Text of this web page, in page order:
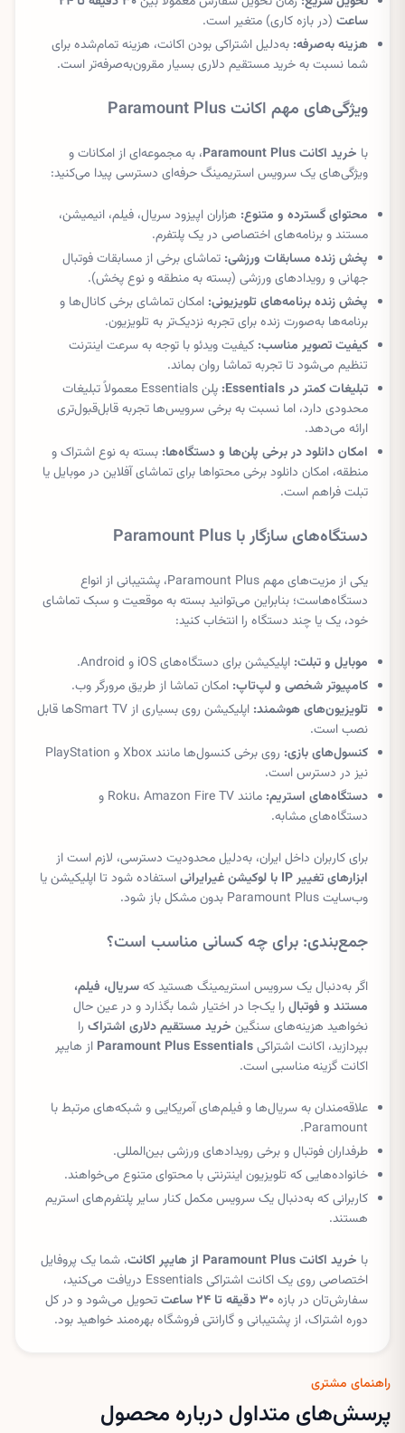
ساعت (در بازه کاری) متغیر است.
هزینه به‌صرفه: به‌دلیل اشتراکی بودن اکانت، هزینه تمام‌شده برای
شما نسبت به خرید مستقیم دلاری بسیار مقرون‌به‌صرفه‌تر است.
ویژگی‌های مهم اکانت Paramount Plus
با خرید اکانت Paramount Plus
، به مجموعه‌ای از امکانات و
ویژگی‌های یک سرویس استریمینگ حرفه‌ای دسترسی پیدا می‌کنید:
محتوای گسترده و متنوع: هزاران اپیزود سریال، فیلم، انیمیشن،
مستند و برنامه‌های اختصاصی در یک پلتفرم.
پخش زنده مسابقات ورزشی: تماشای برخی از مسابقات فوتبال
جهانی و رویدادهای ورزشی (بسته به منطقه و نوع پخش).
پخش زنده برنامه‌های تلویزیونی: امکان تماشای برخی کانال‌ها و
برنامه‌ها به‌صورت زنده برای تجربه نزدیک‌تر به تلویزیون.
کیفیت تصویر مناسب: کیفیت ویدئو با توجه به سرعت اینترنت
تنظیم می‌شود تا تجربه تماشا روان بماند.
تبلیغات کمتر در Essentials:
پلن Essentials معمولاً تبلیغات
محدودی دارد، اما نسبت به برخی سرویس‌ها تجربه قابل‌قبول‌تری
ارائه می‌دهد.
امکان دانلود در برخی پلن‌ها و دستگاه‌ها: بسته به نوع اشتراک و
منطقه، امکان دانلود برخی محتواها برای تماشای آفلاین در موبایل یا
تبلت فراهم است.
دستگاه‌های سازگار با Paramount Plus
یکی از مزیت‌های مهم Paramount Plus، پشتیبانی از انواع
دستگاه‌هاست؛ بنابراین می‌توانید بسته به موقعیت و سبک تماشای
خود، یک یا چند دستگاه را انتخاب کنید:
موبایل و تبلت: اپلیکیشن برای دستگاه‌های iOS و Android.
کامپیوتر شخصی و لپ‌تاپ: امکان تماشا از طریق مرورگر وب.
تلویزیون‌های هوشمند:
اپلیکیشن روی بسیاری از Smart TVها قابل
نصب است.
کنسول‌های بازی:
روی برخی کنسول‌ها مانند Xbox و PlayStation
نیز در دسترس است.
دستگاه‌های استریم:
مانند Roku، Amazon Fire TV و
دستگاه‌های مشابه.
برای کاربران داخل ایران، به‌دلیل محدودیت دسترسی، لازم است از
ابزارهای تغییر IP با لوکیشن غیرایرانی
استفاده شود تا اپلیکیشن یا
وب‌سایت Paramount Plus بدون مشکل باز شود.
جمع‌بندی: برای چه کسانی مناسب است؟
اگر به‌دنبال یک سرویس استریمینگ هستید کهسریال، فیلم،
مستند و فوتبال را یک‌جا در اختیار شما بگذارد و در عین حال
نخواهید هزینه‌های سنگین خرید مستقیم دلاری اشتراک را
بپردازید، اکانت اشتراکیParamount Plus Essentials از هایپر
اکانت گزینه مناسبی است.
علاقه‌مندان به سریال‌ها و فیلم‌های آمریکایی و شبکه‌های مرتبط با
Paramount.
طرفداران فوتبال و برخی رویدادهای ورزشی بین‌المللی.
خانواده‌هایی که تلویزیون اینترنتی با محتوای متنوع می‌خواهند.
کاربرانی که به‌دنبال یک سرویس مکمل کنار سایر پلتفرم‌های استریم
هستند.
با خرید اکانت Paramount Plus از هایپر اکانت
، شما یک پروفایل
اختصاصی روی یک اکانت اشتراکی Essentials دریافت می‌کنید،
سفارش‌تان در بازه۳۰ دقیقه تا ۲۴ ساعت
تحویل می‌شود و در کل
دوره اشتراک، از پشتیبانی و گارانتی فروشگاه بهره‌مند خواهید بود.
راهنمای مشتری
پرسش‌های متداول درباره محصول